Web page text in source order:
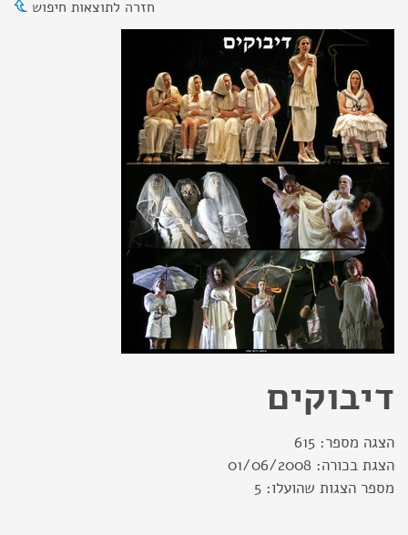
חזרה לתוצאות חיפוש
דיבוקים
הצגה מספר: 615
הצגת בכורה: 01/06/2008
מספר הצגות שהועלו: 5